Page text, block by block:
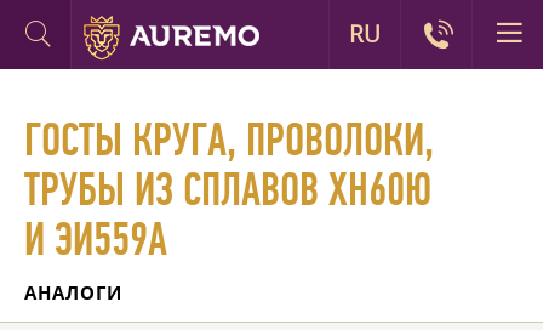
ГОСТЫ КРУГА, ПРОВОЛОКИ,
ТРУБЫ ИЗ СПЛАВОВ ХН60Ю
И ЭИ559А
АНАЛОГИ
RU